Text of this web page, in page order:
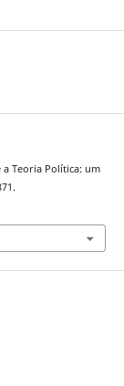
a Teoria Política: um